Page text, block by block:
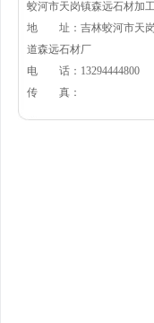
蛟河市天岗镇森远石材加
地 址：吉林蛟河市天岗
道森远石材厂
电 话：13294444800
传 真：